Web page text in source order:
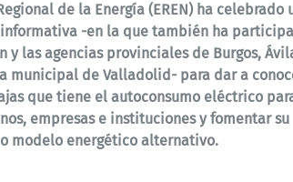
de la Energía (EREN) ha celebrado
-en la que también ha
y las agencias provinciales de Burgos,
municipal de Valladolid- para dar a
que tiene el autoconsumo eléctrico
empresas e instituciones y fomentar su
modelo energético alternativo.